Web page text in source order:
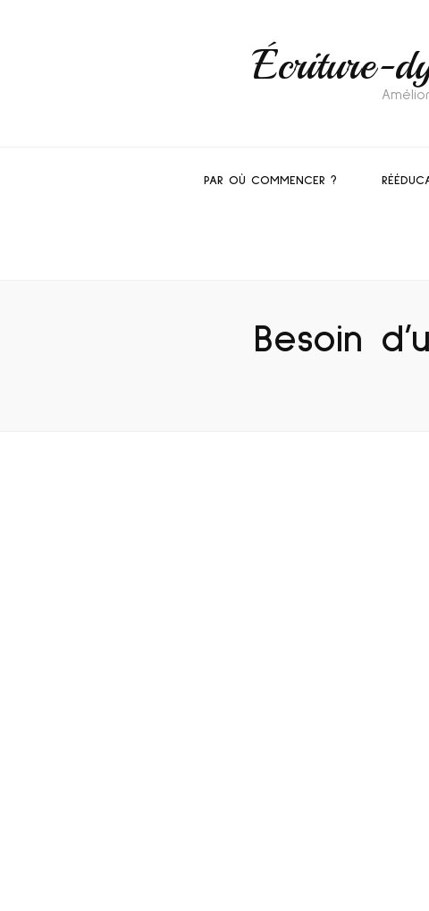
Écriture-
PAR OÙ COMMENCER ?
Besoin